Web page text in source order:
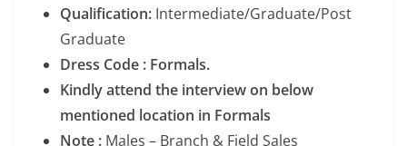
Qualification: Intermediate/Graduate/Post
Graduate
Dress Code : Formals.
Kindly attend the interview on below
mentioned location in Formals
Note : Males – Branch & Field Sales